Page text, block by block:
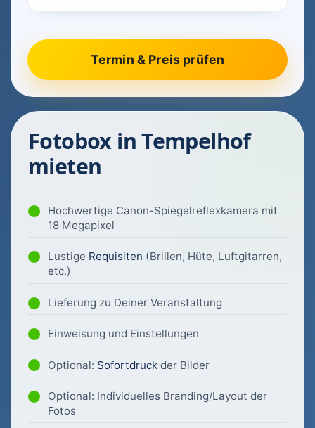
Fotobox in Tempelhof
mieten
Hochwertige Canon-Spiegelreflexkamera mit
18 Megapixel
Lustige Requisiten (Brillen, Hüte, Luftgitarren,
etc.)
Lieferung zu Deiner Veranstaltung
Einweisung und Einstellungen
Optional: Sofortdruck der Bilder
Optional: Individuelles Branding/Layout der
Fotos